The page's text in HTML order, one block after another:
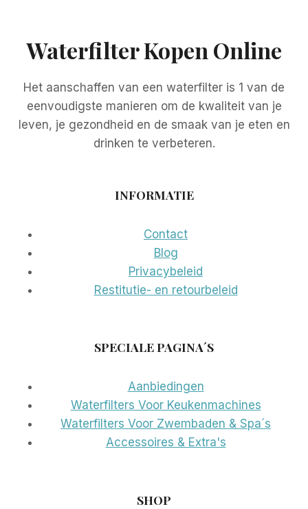
Waterfilter Kopen Online
Het aanschaffen van een waterfilter is 1 van de
eenvoudigste manieren om de kwaliteit van je
leven, je gezondheid en de smaak van je eten en
drinken te verbeteren.
INFORMATIE
Contact
Blog
Privacybeleid
Restitutie- en retourbeleid
SPECIALE PAGINA´S
Aanbiedingen
Waterfilters Voor Keukenmachines
Waterfilters Voor Zwembaden & Spa´s
Accessoires & Extra's
SHOP